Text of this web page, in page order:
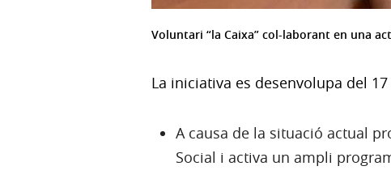
Voluntari “la Caixa” col-laborant en una
La iniciativa es desenvolupa del
A causa de la situació actual
Social i activa un ampli